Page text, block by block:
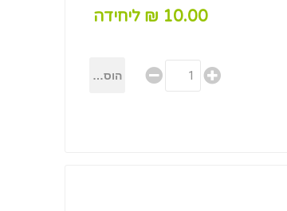
10.00 ₪ ליחידה